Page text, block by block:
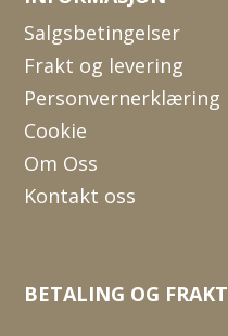
Salgsbetingelser
Frakt og levering
Personvernerklæring
Cookie
Om Oss
Kontakt oss
BETALING OG FRAKT